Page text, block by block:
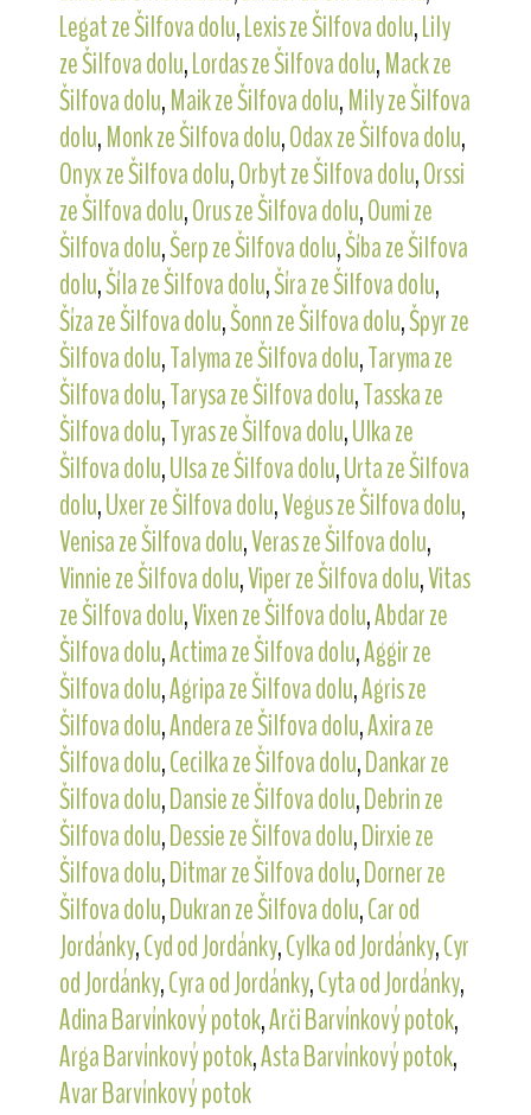
Legat ze Šilfova dolu,Lexis ze Šilfova dolu,Lily
ze Šilfova dolu,Lordas ze Šilfova dolu,Mack ze
Šilfova dolu,Maik ze Šilfova dolu,Mily ze Šilfova
dolu,Monk ze Šilfova dolu,Odax ze Šilfova dolu,
Onyx ze Šilfova dolu,Orbyt ze Šilfova dolu,Orssi
ze Šilfova dolu,Orus ze Šilfova dolu,Oumi ze
Šilfova dolu,Šerp ze Šilfova dolu,Šíba ze Šilfova
dolu,Šíla ze Šilfova dolu,Šíra ze Šilfova dolu,
Šíza ze Šilfova dolu,Šonn ze Šilfova dolu,Špyr ze
Šilfova dolu,Talyma ze Šilfova dolu,Taryma ze
Šilfova dolu,Tarysa ze Šilfova dolu,Tasska ze
Šilfova dolu,Tyras ze Šilfova dolu,Ulka ze
Šilfova dolu,Ulsa ze Šilfova dolu,Urta ze Šilfova
dolu,Uxer ze Šilfova dolu,Vegus ze Šilfova dolu,
Venisa ze Šilfova dolu,Veras ze Šilfova dolu,
Vinnie ze Šilfova dolu,Viper ze Šilfova dolu,Vitas
ze Šilfova dolu,Vixen ze Šilfova dolu,Abdar ze
Šilfova dolu,Actima ze Šilfova dolu,Aggir ze
Šilfova dolu,Agripa ze Šilfova dolu,Agris ze
Šilfova dolu,Andera ze Šilfova dolu,Axira ze
Šilfova dolu,Cecilka ze Šilfova dolu,Dankar ze
Šilfova dolu,Dansie ze Šilfova dolu,Debrin ze
Šilfova dolu,Dessie ze Šilfova dolu,Dirxie ze
Šilfova dolu,Ditmar ze Šilfova dolu,Dorner ze
Šilfova dolu,Dukran ze Šilfova dolu,Car od
Jordánky,Cyd od Jordánky,Cylka od Jordánky,Cyr
od Jordánky,Cyra od Jordánky,Cyta od Jordánky,
Adina Barvínkový potok,Arči Barvínkový potok,
Arga Barvínkový potok,Asta Barvínkový potok,
Avar Barvínkový potok